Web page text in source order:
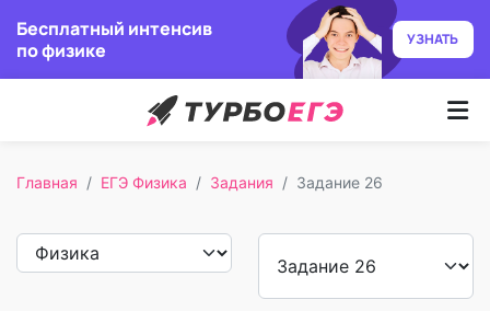
Бесплатный интенсив
по физике
УЗНАТЬ
Преподаватели
Главная ЕГЭ Физика Задания Задание 26